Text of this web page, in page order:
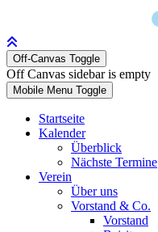
Off-Canvas Toggle
Off Canvas sidebar is empty
Mobile Menu Toggle
Startseite
Kalender
Überblick
Nächste Termine
Verein
Über uns
Vorstand & Co.
Vorstand